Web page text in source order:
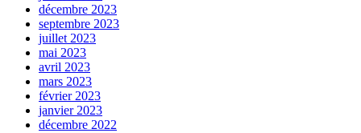
décembre 2023
septembre 2023
juillet 2023
mai 2023
avril 2023
mars 2023
février 2023
janvier 2023
décembre 2022